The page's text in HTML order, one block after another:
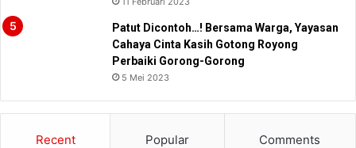
Patut Dicontoh…! Bersama Warga, Yayasan
Cahaya Cinta Kasih Gotong Royong
Perbaiki Gorong-Gorong
5 Mei 2023
Recent Popular Comments